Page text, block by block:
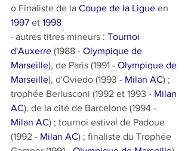
o Finaliste de la Coupe de la Ligue en
1997 et 1998
· autres titres mineurs : Tournoi
d'Auxerre (1988 - Olympique de
Marseille), de Paris (1991 - Olympique de
Marseille), d'Oviedo (1993 - Milan AC) ;
trophée Berlusconi (1992 et 1993 - Milan
AC), de la cité de Barcelone (1994 -
Milan AC) ; tournoi estival de Padoue
(1992 - Milan AC) ; finaliste du Trophée